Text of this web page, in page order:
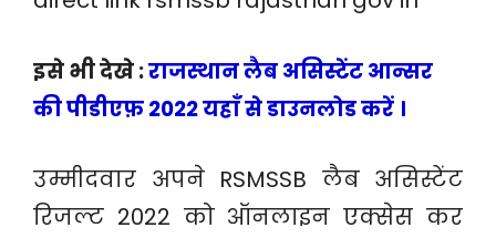
इसे भी देखे :राजस्थान लैब असिस्टेंट आन्सर
की पीडीएफ़ 2022 यहाँ से डाउनलोड करें ।
उम्मीदवार अपने RSMSSB लैब असिस्टेंट
रिजल्ट 2022 को ऑनलाइन एक्सेस कर